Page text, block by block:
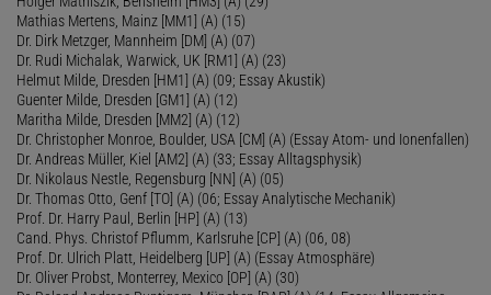
Mathias Mertens, Mainz [MM1] (A) (15)
Dr. Dirk Metzger, Mannheim [DM] (A) (07)
Dr. Rudi Michalak, Warwick, UK [RM1] (A) (23)
Helmut Milde, Dresden [HM1] (A) (09; Essay Akustik)
Guenter Milde, Dresden [GM1] (A) (12)
Maritha Milde, Dresden [MM2] (A) (12)
Dr. Christopher Monroe, Boulder, USA [CM] (A) (Essay Atom- und Ionenfallen)
Dr. Andreas Müller, Kiel [AM2] (A) (33; Essay Alltagsphysik)
Dr. Nikolaus Nestle, Regensburg [NN] (A) (05)
Dr. Thomas Otto, Genf [TO] (A) (06; Essay Analytische Mechanik)
Prof. Dr. Harry Paul, Berlin [HP] (A) (13)
Cand. Phys. Christof Pflumm, Karlsruhe [CP] (A) (06, 08)
Prof. Dr. Ulrich Platt, Heidelberg [UP] (A) (Essay Atmosphäre)
Dr. Oliver Probst, Monterrey, Mexico [OP] (A) (30)